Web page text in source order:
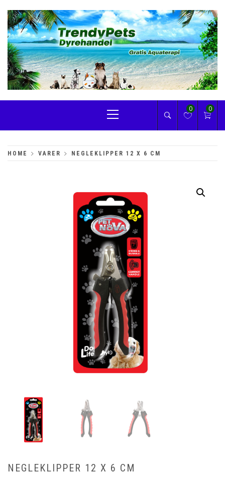
content
TRENDYPETS
Menu
0 0
HOME VARER NEGLEKLIPPER 12 X 6 CM
NEGLEKLIPPER 12 X 6 CM